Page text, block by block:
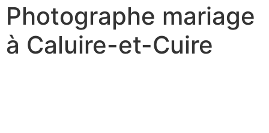
Photographe mariage
à Caluire-et-Cuire